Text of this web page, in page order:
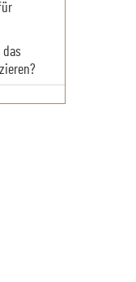
das